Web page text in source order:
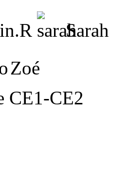
Sarah
Zoé
CE1-CE2